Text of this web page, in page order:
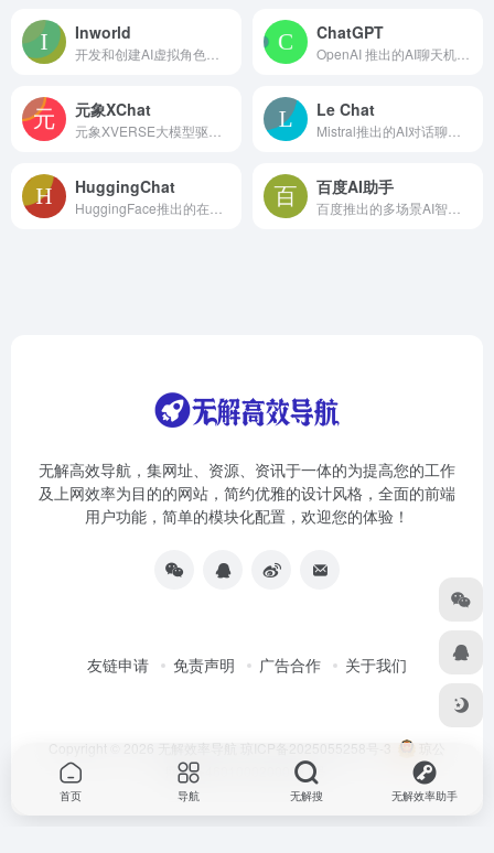
Inworld ChatGPT
元象XChat Le Chat
HuggingChat 百度AI助手
无解高效导航，集网址、资源、资讯于一体的为提高您的工作
及上网效率为目的的网站，简约优雅的设计风格，全面的前端
用户功能，简单的模块化配置，欢迎您的体验！
友链申请 免责声明 广告合作 关于我们
Copyright © 2026 无解效率导航 琼ICP备2025055258号-3
琼公
网安备46010002000981号
首页 导航 无解搜 无解效率助手